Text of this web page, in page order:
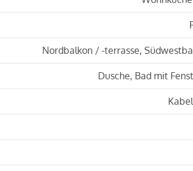
Nordbalkon / -terrasse,
Dusche, Bad mit